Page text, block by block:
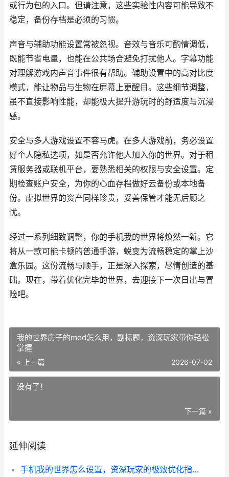
或行为包的入口。但请注意，这些实验性内容可能导致不
稳定，备份存档是必须的习惯。
声音与辅助功能设置常被忽视。音效与音乐可酌情调低，
既能节省电量，也能在公共场合避免打扰他人。字幕功能
对理解游戏内声音事件很有帮助。辅助设置中的高对比度
模式，能让物品与生物在屏幕上更醒目。这些细节调整，
虽不直接影响性能，却能极大提升游玩时的舒适度与沉浸
感。
安全与多人游戏设置不容马虎。在多人游戏前，务必设置
好个人隐私选项，如是否允许他人加入你的世界。对于租
赁服务器或联机平台，要熟悉相关的权限与安全设置。定
期检查账户安全，为你的心血存档做好云备份或本地备
份。虚拟世界的资产同样珍贵，妥善保管才能无后顾之
忧。
经过一系列细致调整，你的手机我的世界将焕然一新。它
将从一款可能卡顿的普通手游，蜕变为流畅稳定的掌上沙
盒乐园。这份流畅与顺手，正是深入探索，尽情创造的基
础。现在，带着优化完毕的世界，去迎接下一次日出与冒
险吧。
我的世界房子的mod怎么用，副标题，资深玩家带你轻松
掌握
« 上一篇 2026-07-02
没有了！
下一篇 »
延伸阅读
手机我的世界怎么设置，资深玩家的极致优化指南，副标题，从卡顿到流畅的蜕变之路